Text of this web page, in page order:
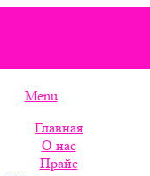
Menu
Главная
О нас
Прайс